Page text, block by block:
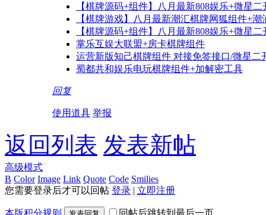
【棋牌源码+组件】八月最新808娱乐+微星
【棋牌游戏】八月最新潮汇棋牌网狐组件+
【棋牌源码+组件】八月最新808娱乐+微星
掌乐互娱大联盟+房卡棋牌组件
运营新版知己棋牌组件 对接免签接口/微星二
蜀都共和娱乐电玩棋牌组件+加解密工具
回复
使用道具 举报
返回列表 发表新帖
高级模式
B Color Image Link Quote Code Smilies
您需要登录后才可以回帖 登录 | 立即注册
本版积分规则 回帖后跳转到最后一页